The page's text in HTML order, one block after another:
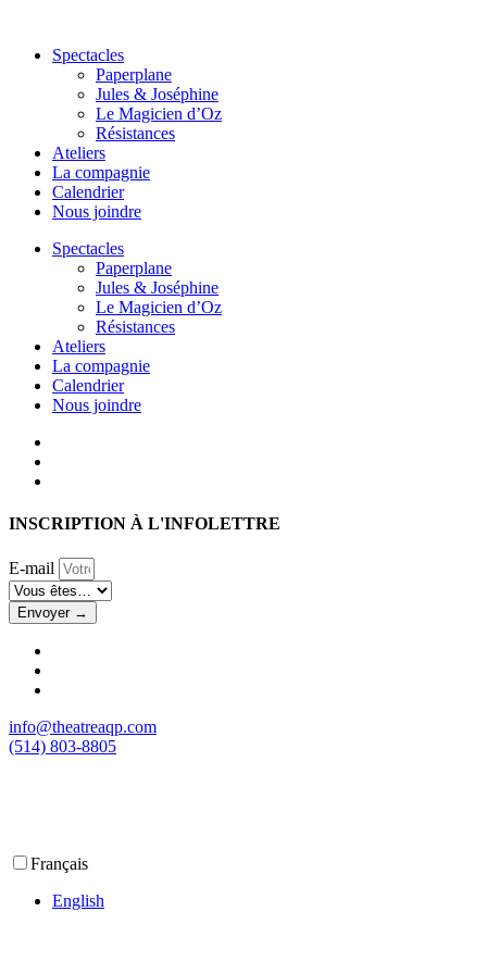
contenuSpectacles
Paperplane
Jules & Joséphine
Le Magicien d’Oz
Résistances
Ateliers
La compagnie
Calendrier
Nous joindre
Spectacles
Paperplane
Jules & Joséphine
Le Magicien d’Oz
Résistances
Ateliers
La compagnie
Calendrier
Nous joindre
INSCRIPTION À L'INFOLETTRE
E-mail
Envoyer →
info@theatreaqp.com
(514) 803-8805
Français
English